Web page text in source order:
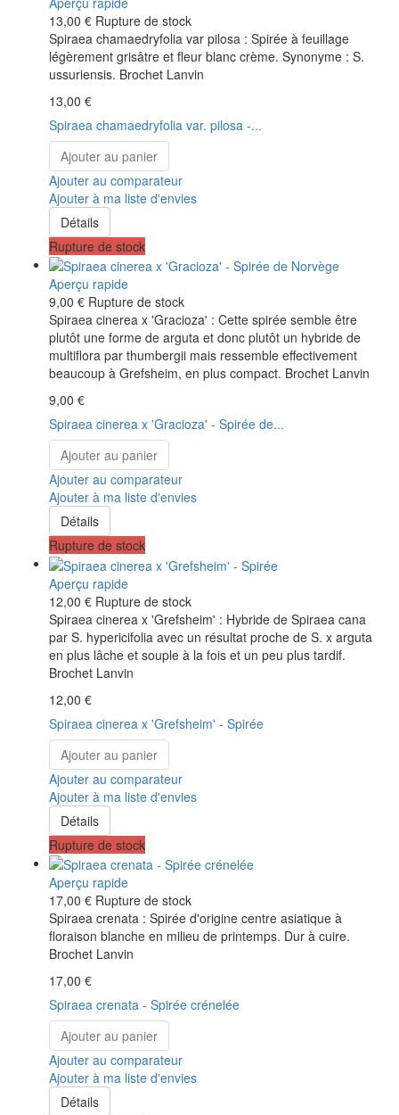
13,00 € Rupture de stock
Spiraea chamaedryfolia var pilosa : Spirée à feuillage
légèrement grisâtre et fleur blanc crème. Synonyme : S.
ussuriensis. Brochet Lanvin
13,00 €
Spiraea chamaedryfolia var. pilosa -...
Ajouter au panier
Ajouter au comparateur
Ajouter à ma liste d'envies
Détails
Rupture de stock
Aperçu rapide
9,00 € Rupture de stock
Spiraea cinerea x 'Gracioza' : Cette spirée semble être
plutôt une forme de arguta et donc plutôt un hybride de
multiflora par thumbergii mais ressemble effectivement
beaucoup à Grefsheim, en plus compact. Brochet Lanvin
9,00 €
Spiraea cinerea x 'Gracioza' - Spirée de...
Ajouter au panier
Ajouter au comparateur
Ajouter à ma liste d'envies
Détails
Rupture de stock
Aperçu rapide
12,00 € Rupture de stock
Spiraea cinerea x 'Grefsheim' : Hybride de Spiraea cana
par S. hypericifolia avec un résultat proche de S. x arguta
en plus lâche et souple à la fois et un peu plus tardif.
Brochet Lanvin
12,00 €
Spiraea cinerea x 'Grefsheim' - Spirée
Ajouter au panier
Ajouter au comparateur
Ajouter à ma liste d'envies
Détails
Rupture de stock
Aperçu rapide
17,00 € Rupture de stock
Spiraea crenata : Spirée d'origine centre asiatique à
floraison blanche en milieu de printemps. Dur à cuire.
Brochet Lanvin
17,00 €
Spiraea crenata - Spirée crénelée
Ajouter au panier
Ajouter au comparateur
Ajouter à ma liste d'envies
Détails